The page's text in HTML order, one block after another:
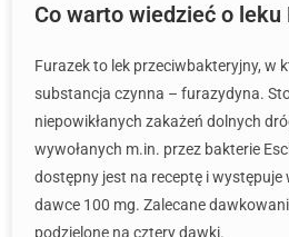
Co warto wiedzieć o leku
Furazek to lek przeciwbakteryjny, w
substancja czynna – furazydyna.
niepowikłanych zakażeń dolnych
wywołanych m.in. przez bakterie
dostępny jest na receptę i występuje
dawce 100 mg. Zalecane
podzielone na cztery dawki.